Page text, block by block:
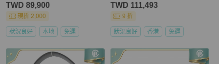
TWD 89,900
現折 2,000
狀況良好 本地 免運
TWD 111,493
9 折
狀況良好 香港 免運